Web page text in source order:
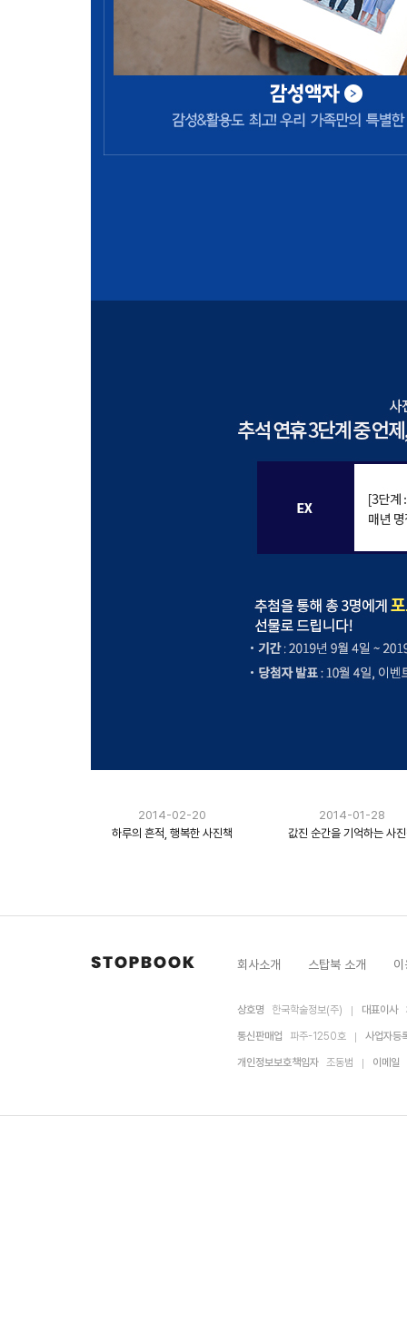
2014-02-20
하루의 흔적, 행복한 사진책
2014-01-28
값진 순간을 기억하는 사
회사소개 스탑북 소개
상호명 한국학술정보(주) 대표이사
통신판매업 파주-1250호 사업자등
개인정보보호책임자 조동범 이메일